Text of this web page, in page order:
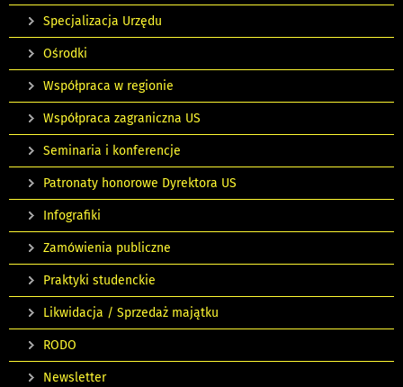
Specjalizacja Urzędu
Ośrodki
Współpraca w regionie
Współpraca zagraniczna US
Seminaria i konferencje
Patronaty honorowe Dyrektora US
Infografiki
Zamówienia publiczne
Praktyki studenckie
Likwidacja / Sprzedaż majątku
RODO
Newsletter